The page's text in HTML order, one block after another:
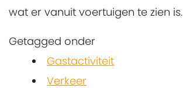
wat er vanuit voertuigen te zien is.
Getagged onder
Gastactiviteit
Verkeer